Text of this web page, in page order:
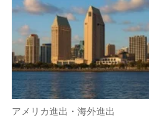
アメリカ進出・海外進出